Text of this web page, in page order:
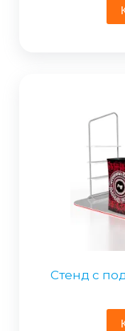
Стенд с